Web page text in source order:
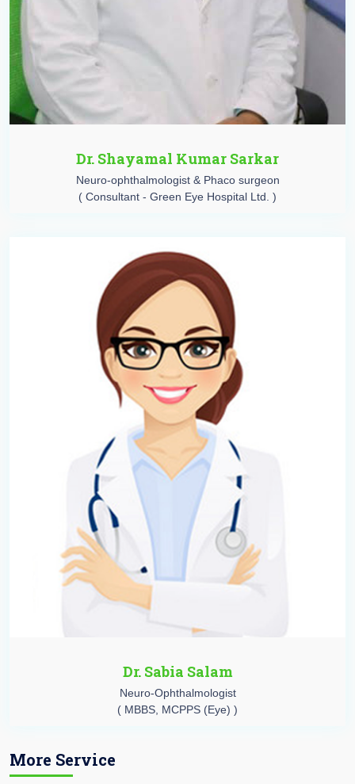
Dr. Shayamal Kumar Sarkar
Neuro-ophthalmologist & Phaco surgeon
( Consultant - Green Eye Hospital Ltd. )
Dr. Sabia Salam
Neuro-Ophthalmologist
( MBBS, MCPPS (Eye) )
More Service